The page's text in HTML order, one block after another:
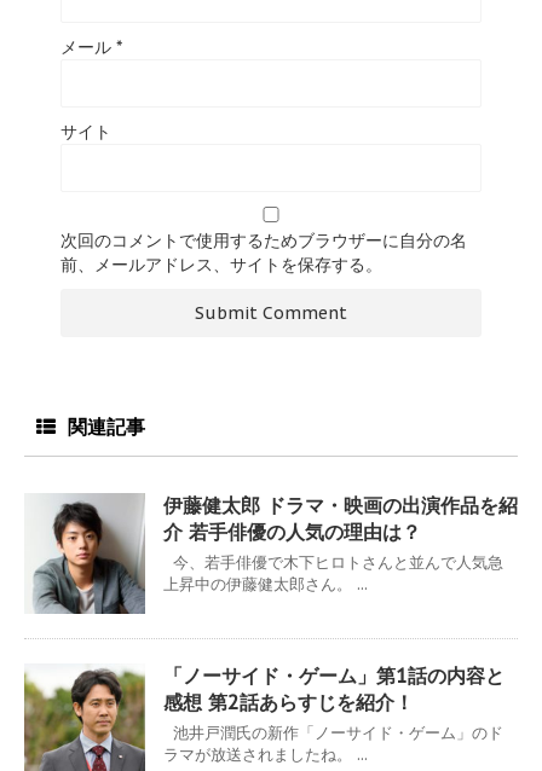
メール *
サイト
次回のコメントで使用するためブラウザーに自分の名
前、メールアドレス、サイトを保存する。
関連記事
伊藤健太郎 ドラマ・映画の出演作品を紹
介 若手俳優の人気の理由は？
今、若手俳優で木下ヒロトさんと並んで人気急
上昇中の伊藤健太郎さん。 ...
「ノーサイド・ゲーム」第1話の内容と
感想 第2話あらすじを紹介！
池井戸潤氏の新作「ノーサイド・ゲーム」のド
ラマが放送されましたね。 ...